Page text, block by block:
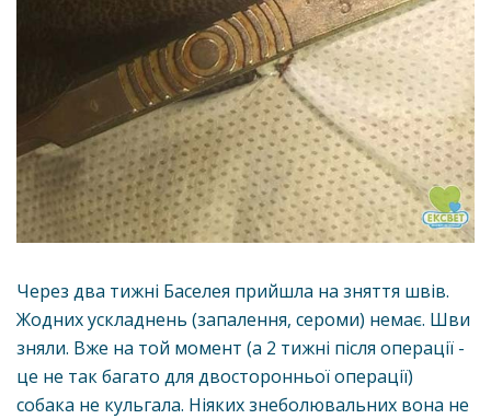
Через два тижні Баселея прийшла на зняття швів.
Жодних ускладнень (запалення, сероми) немає. Шви
зняли. Вже на той момент (а 2 тижні після операції -
це не так багато для двосторонньої операції)
собака не кульгала. Ніяких знеболювальних вона не